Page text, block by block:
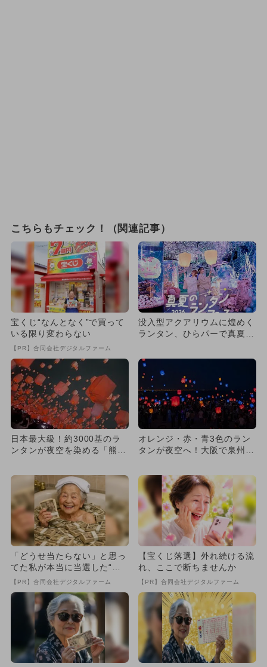
こちらもチェック！（関連記事）
宝くじ“なんとなく”で買って
いる限り変わらない
【PR】合同会社デジタルファーム
没入型アクアリウムに煌めく
ランタン、ひらパーで真夏の
日本最大級！約3000基のラ
ンタンが夜空を染める「熊本
オレンジ・赤・青3色のラン
タンが夜空へ！大阪で泉州ビ
「どうせ当たらない」と思っ
てた私が本当に当選した“買
い方”がこれ
【PR】合同会社デジタルファーム
【宝くじ落選】外れ続ける流
れ、ここで断ちませんか
【PR】合同会社デジタルファーム